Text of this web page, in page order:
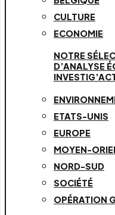
CULTURE
ECONOMIE
NOTRE
D’ANALYSE
ETATS-UNIS
EUROPE
MOYEN-
NORD-SUD
SOCIÉTÉ
OPÉRATION